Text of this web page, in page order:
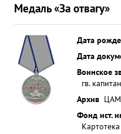
Медаль «За отвагу»
Дата
Дата
Воинское
гв. капитан
Архив
Фонд ист.